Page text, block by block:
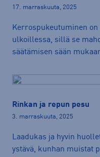
17. marraskuuta, 2025
Kerrospukeutuminen on
ulkoillessa, sillä se
säätämisen sään
Rinkan ja repun pesu
3. marraskuuta, 2025
Laadukas ja hyvin
ystävä, kunhan muistat